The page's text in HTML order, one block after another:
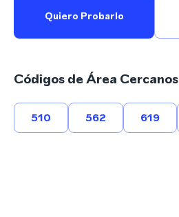
Quiero Probarlo
Códigos de Área Cercanos
510 562 619